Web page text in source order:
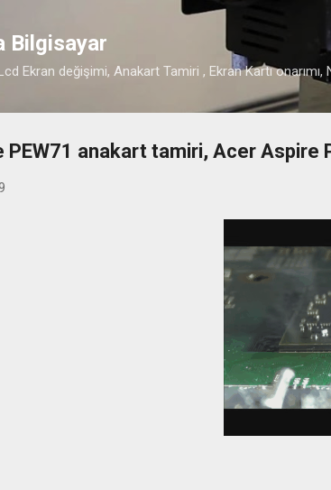
Bilgisayar
Ekran değişimi, Anakart Tamiri , Ekran Kartı
PEW71 anakart tamiri, Acer Aspire